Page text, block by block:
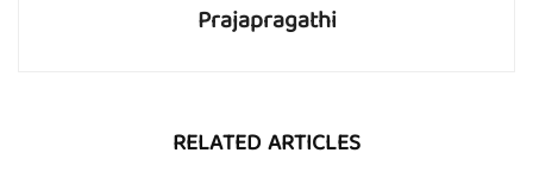
Prajapragathi
RELATED ARTICLES